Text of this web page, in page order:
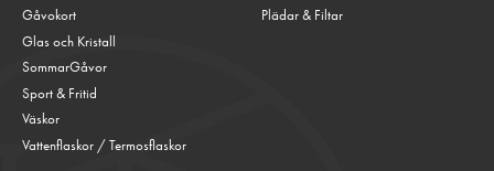
Gåvokort
Glas och Kristall
Plädar & Filtar
SommarGåvor
Sport & Fritid
Väskor
Vattenflaskor / Termosflaskor